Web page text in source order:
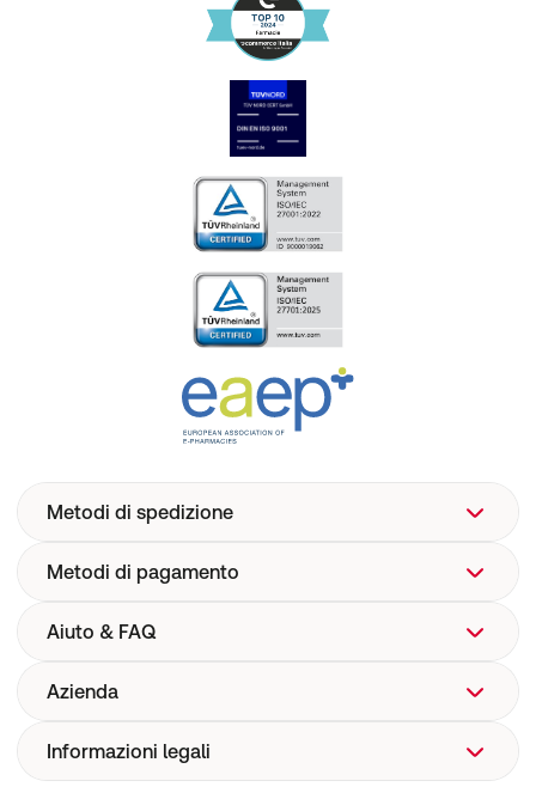
Metodi di spedizione
Metodi di pagamento
Aiuto & FAQ
Aiuto
Spedizione
Azienda
Chi siamo
Informazioni legali